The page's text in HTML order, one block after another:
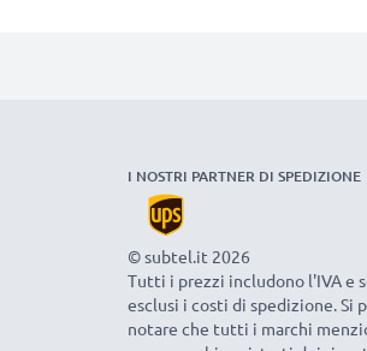
I NOSTRI PARTNER DI SPEDIZIONE
© subtel.it 2026
Tutti i prezzi includono l'IVA e
esclusi i costi di spedizione. Si
notare che tutti i marchi